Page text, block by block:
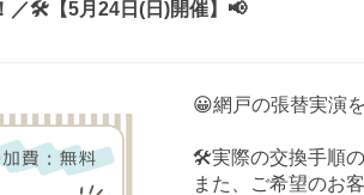
／🛠️【5月24日(日)開催】📢
😀網戸の張替実演
🛠️実際の交換手順
また、ご希望のお